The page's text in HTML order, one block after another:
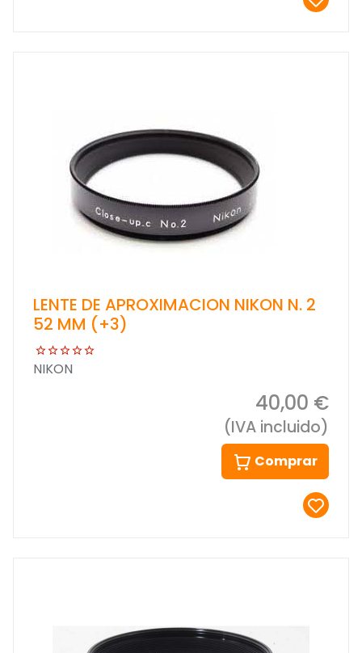
LENTE DE APROXIMACION NIKON N. 2
52 MM (+3)
NIKON
40,00 €
(IVA incluido)
Comprar